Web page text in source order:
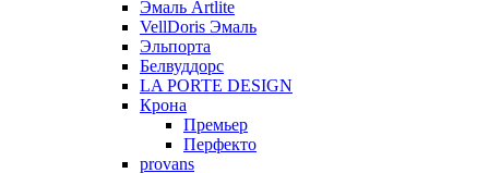
Эмаль Artlite
VellDoris Эмаль
Эльпорта
Белвуддорс
LA PORTE DESIGN
Крона
Премьер
Перфекто
provans